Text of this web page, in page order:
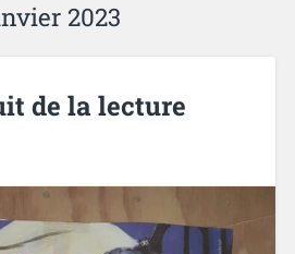
2023
de la lecture